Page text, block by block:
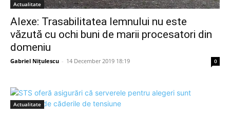
Actualitate
Alexe: Trasabilitatea lemnului nu este
văzută cu ochi buni de marii procesatori din
domeniu
Gabriel Nițulescu - 14 December 2019 18:19 0
Actualitate